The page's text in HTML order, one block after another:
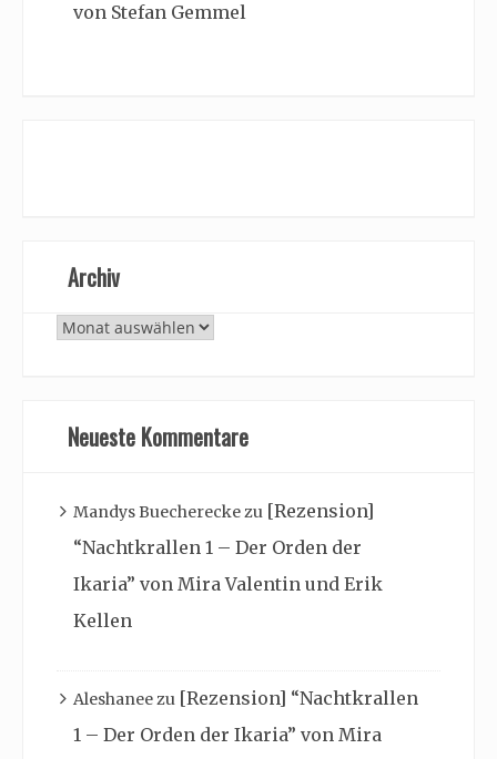
von Stefan Gemmel
Archiv
Archiv
Neueste Kommentare
Mandys Buechereckezu [Rezension]
“Nachtkrallen 1 – Der Orden der
Ikaria” von Mira Valentin und Erik
Kellen
Aleshaneezu [Rezension] “Nachtkrallen
1 – Der Orden der Ikaria” von Mira